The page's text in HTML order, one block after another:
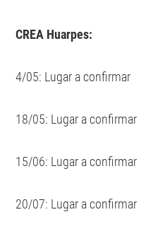
CREA Huarpes:
4/05: Lugar a confirmar
18/05: Lugar a confirmar
15/06: Lugar a confirmar
20/07: Lugar a confirmar